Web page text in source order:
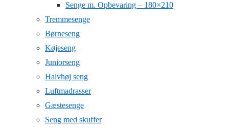
Senge m. Opbevaring – 180×210
Tremmesenge
Børneseng
Køjeseng
Juniorseng
Halvhøj seng
Luftmadrasser
Gæstesenge
Seng med skuffer